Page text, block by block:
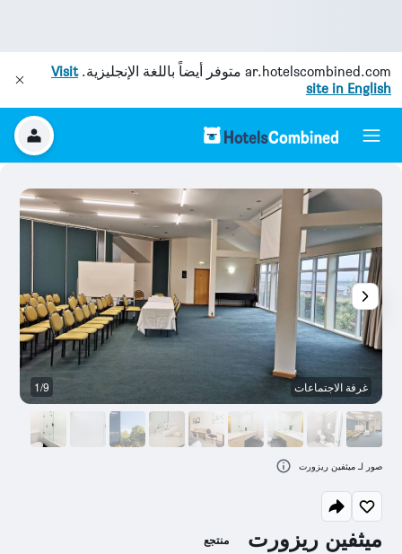
ar.hotelscombined.com متوفر أيضاً باللغة الإنجليزية.Visit
site in English
ميثفين ريزورت منتجع
غرفة الاجتماعات 1/9
صور لـ ميثفين ريزورت